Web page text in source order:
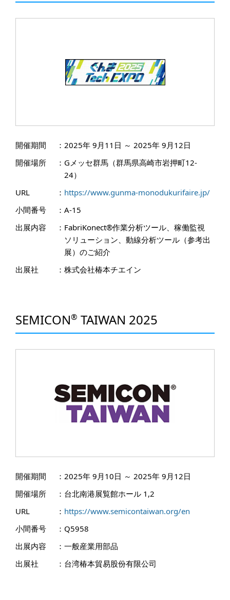
開催期間 ： 2025年 9月11日 ～ 2025年 9月12日
開催場所
： Gメッセ群馬（群馬県高崎市岩押町12-
24）
URL
： https://www.gunma-monodukurifaire.jp/
小間番号
： A-15
出展内容
： FabriKonect®作業分析ツール、稼働監視
ソリューション、動線分析ツール（参考出
展）のご紹介
出展社
： 株式会社椿本チエイン
SEMICON® TAIWAN 2025
開催期間 ： 2025年 9月10日 ～ 2025年 9月12日
開催場所
： 台北南港展覧館ホール 1,2
URL
： https://www.semicontaiwan.org/en
小間番号
： Q5958
出展内容
： 一般産業用部品
出展社
： 台湾椿本貿易股份有限公司